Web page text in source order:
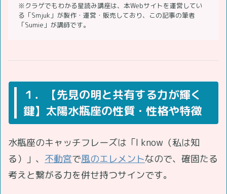
※クラゲでもわかる星読み講座は、本Webサイトを運営してい
る「Smjuk」が製作・運営・販売しており、この記事の筆者
「Sumie」が講師です。
１．【先見の明と共有する力が輝く
鍵】太陽水瓶座の性質・性格や特徴
水瓶座のキャッチフレーズは「I know（私は知
る）」、 不動宮で風のエレメントなので、確固たる
考えと繋がる力を併せ持つサインです。